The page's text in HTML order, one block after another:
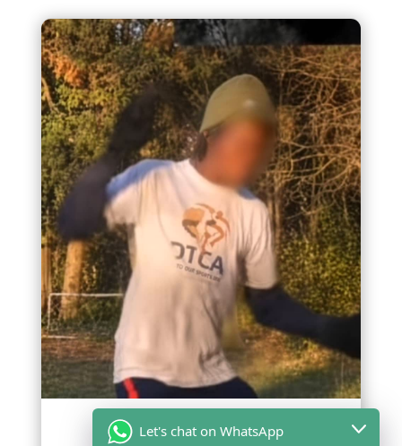
DÉCÈS DE THOMAS
Let's chat on WhatsApp